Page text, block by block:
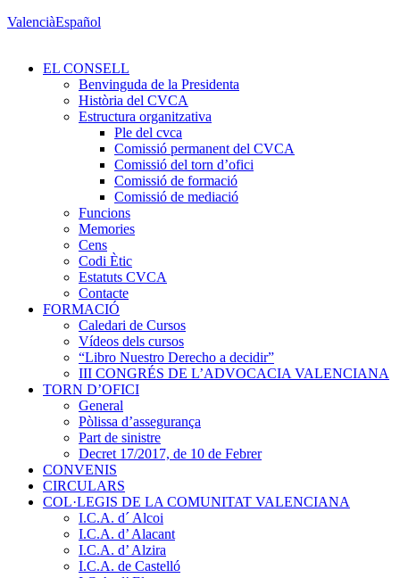
ValenciàEspañol
EL CONSELL
Benvinguda de la Presidenta
Història del CVCA
Estructura organitzativa
Ple del cvca
Comissió permanent del CVCA
Comissió del torn d’ofici
Comissió de formació
Comissió de mediació
Funcions
Memories
Cens
Codi Ètic
Estatuts CVCA
Contacte
FORMACIÓ
Caledari de Cursos
Vídeos dels cursos
“Libro Nuestro Derecho a decidir”
III CONGRÉS DE L’ADVOCACIA VALENCIANA
TORN D’OFICI
General
Pòlissa d’assegurança
Part de sinistre
Decret 17/2017, de 10 de Febrer
CONVENIS
CIRCULARS
COL·LEGIS DE LA COMUNITAT VALENCIANA
I.C.A. d´ Alcoi
I.C.A. d’ Alacant
I.C.A. d’ Alzira
I.C.A. de Castelló